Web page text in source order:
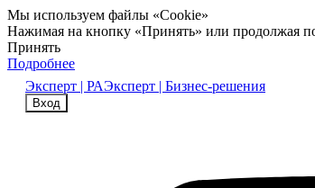
Мы используем файлы «Cookie»
Нажимая на кнопку «Принять» или продолжая
Принять
Подробнее
Эксперт | РАЭксперт | Бизнес-решения
Вход